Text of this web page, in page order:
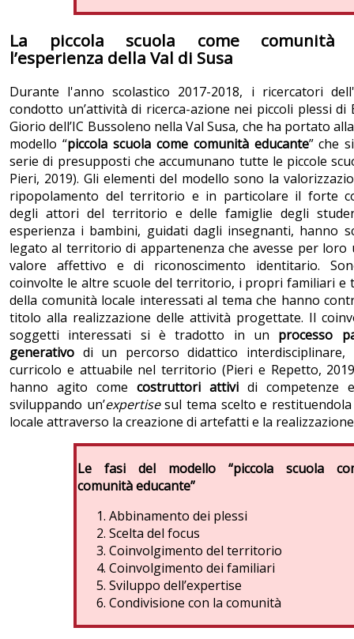
La piccola scuola come comunità
l’esperienza della Val di Susa
Durante l'anno scolastico 2017-2018, i ricercatori
condotto un’attività di ricerca-azione nei piccoli plessi di
Giorio dell’IC Bussoleno nella Val Susa, che ha portato
modello “piccola scuola come comunità educante” che
serie di presupposti che accumunano tutte le piccole
Pieri, 2019). Gli elementi del modello sono la
ripopolamento del territorio e in particolare il forte
degli attori del territorio e delle famiglie degli
esperienza i bambini, guidati dagli insegnanti, hanno
legato al territorio di appartenenza che avesse per loro
valore affettivo e di riconoscimento identitario.
coinvolte le altre scuole del territorio, i propri familiari
della comunità locale interessati al tema che hanno
titolo alla realizzazione delle attività progettate. Il
soggetti interessati si è tradotto in un processo
generativo di un percorso didattico
curricolo e attuabile nel territorio (Pieri e Repetto,
hanno agito come costruttori attivi di competenze
sviluppando un’expertisesul tema scelto e
locale attraverso la creazione di artefatti e la
Le fasi del modello “piccola scuola
comunità educante”
Abbinamento dei plessi
Scelta del focus
Coinvolgimento del territorio
Coinvolgimento dei familiari
Sviluppo dell’expertise
Condivisione con la comunità